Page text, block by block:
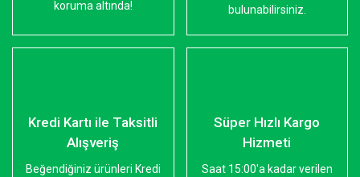
koruma altında!
bulunabilirsiniz.
Kredi Kartı ile Taksitli
Alışveriş
Beğendiğiniz ürünleri Kredi
Süper Hızlı Kargo
Hizmeti
Saat 15:00'a kadar verilen